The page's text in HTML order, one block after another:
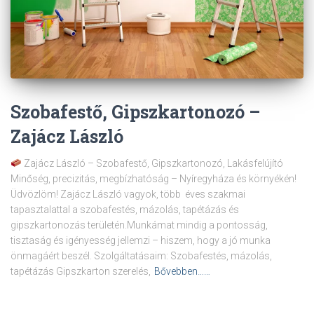
Szobafestő, Gipszkartonozó –
Zajácz László
Zajácz László – Szobafestő, Gipszkartonozó, Lakásfelújító
Minőség, precizitás, megbízhatóság – Nyíregyháza és környékén!
Üdvözlöm! Zajácz László vagyok, több éves szakmai
tapasztalattal a szobafestés, mázolás, tapétázás és
gipszkartonozás területén.Munkámat mindig a pontosság,
tisztaság és igényesség jellemzi – hiszem, hogy a jó munka
önmagáért beszél. Szolgáltatásaim: Szobafestés, mázolás,
tapétázás Gipszkarton szerelés,
Bővebben……